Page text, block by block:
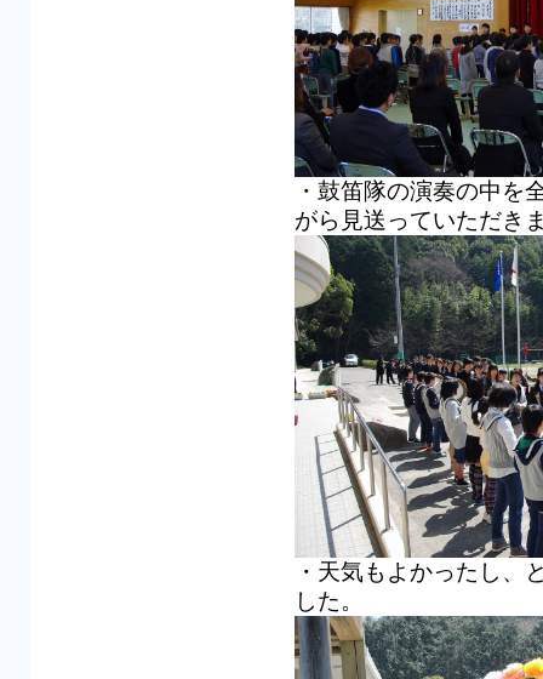
・鼓笛隊の演奏の中を
がら見送っていただき
・天気もよかったし、
した。